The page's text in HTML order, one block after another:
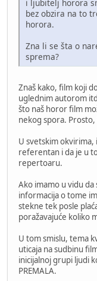
i ljubitelj horora
bez obzira na to
horora.
Zna li se šta o
sprema?
Znaš kako, film koji
uglednim autorom
što naš horor film
nekog spora.
U svetskim okvirima,
referentan i da je u
repertoaru.
Ako imamo u vidu da
informacija o tome
stekne tek posle
poražavajuće koliko
U tom smislu, tema
uticaja na sudbinu
inicijalnoj grupi ljudi
PREMALA.